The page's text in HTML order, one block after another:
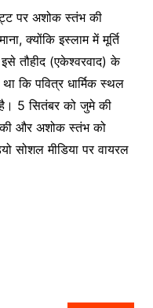
पर अशोक स्तंभ की
क्योंकि इस्लाम में मूर्ति
तौहीद (एकेश्वरवाद) के
कि पवित्र धार्मिक स्थल
5 सितंबर को जुमे की
की और अशोक स्तंभ को
सोशल मीडिया पर वायरल